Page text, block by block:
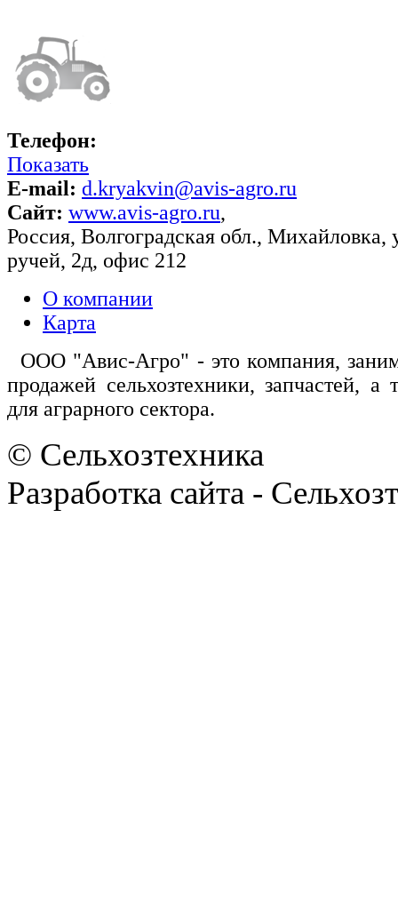
Телефон:
Показать
E-mail: d.kryakvin@avis-agro.ru
Сайт: www.avis-agro.ru,
Россия, Волгоградская обл., Михайловка,
ручей, 2д, офис 212
О компании
Карта
ООО "Авис-Агро" - это компания,
продажей сельхозтехники, запчастей,
для аграрного сектора.
© Сельхозтехника
Разработка сайта -